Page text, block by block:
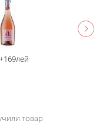
+169лей
товар